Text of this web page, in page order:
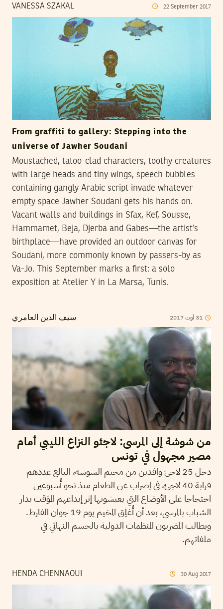
VANESSA SZAKAL 22 September 2017
From graffiti to gallery: Stepping into the
universe of Jawher Soudani
Moustached, tatoo-clad characters, toothy creatures
with large heads and tiny wings, speech bubbles
containing gangly Arabic script invade whatever
empty space Jawher Soudani gets his hands on.
Vacant walls and buildings in Sfax, Kef, Sousse,
Hammamet, Beja, Djerba and Gabes—the artist’s
birthplace—have provided an outdoor canvas for
Soudani, more commonly known by passers-by as
Va-Jo. This September marks a first: a solo
exposition at Atelier Y in La Marsa, Tunis.
سيف الدين العامري 31 أوت2017
من شوشة إلى المرسى: لاجئو النزاع الليبي أمام
مصير مجهول في تونس
دخل 25 لاجئ وافدين من مخيم الشوشة، البالغ عددهم
قرابة 40 لاجئ، في إضراب عن الطعام منذ نحو أُسبوعين
احتجاجا على الأوضاع التي يعيشونها إثر إيداعهم المؤقت بدار
الشباب بالمرسى، بعد أن أُغلِق المخيم يوم 19 جوان الفارط.
ويطالب المضربون المنظمات الدولية بالحسم النهائي في
ملفاتهم.
HENDA CHENNAOUI 30 Aug 2017